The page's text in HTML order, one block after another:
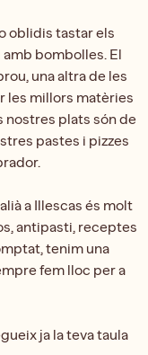
oblidis tastar els
bombolles. El
una altra de les
les millors matèries
nostres plats són de
pastes i pizzes
a Illescas és molt
antipasti, receptes
tenim una
fem lloc per a
ja la teva taula